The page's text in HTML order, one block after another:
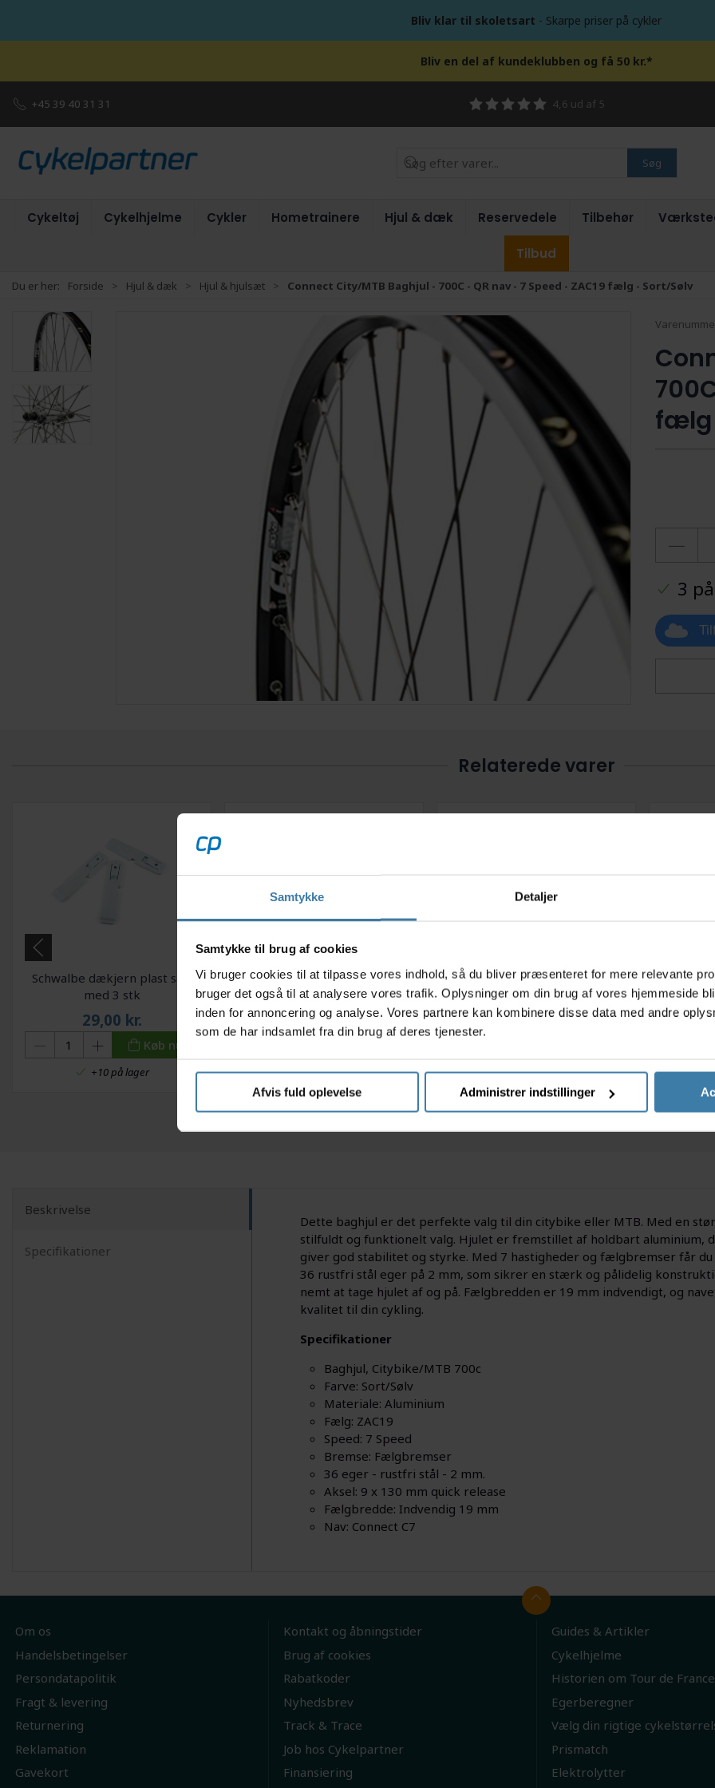
Samtykke Detaljer
Samtykke til brug af cookies
Vi bruger cookies til at tilpasse vores indhold, så du bliver præsenteret for mere relevante
bruger det også til at analysere vores trafik. Oplysninger om din brug af vores hjemmeside
inden for annoncering og analyse. Vores partnere kan kombinere disse data med andre
som de har indsamlet fra din brug af deres tjenester.
Afvis fuld oplevelse Administrer indstillinger
Bliv klar til skoletsart - Skarpe priser på cykler
Bliv en del af kundeklubben og få 50 kr.*
+45 39 40 31 31 4,6 ud af 5
Søg
Cykeltøj Cykelhjelme Cykler Hometrainere Hjul & dæk Reservedele Tilbehør
Tilbud
Du er her: Forside Hjul & dæk Hjul & hjulsæt Connect City/MTB Baghjul - 700C - QR nav - 7 Speed - ZAC19 fælg - Sort/Sølv
fælg
3
Relaterede varer
Schwalbe dækjern plast sæt
med 3 stk
29,00 kr.
Køb nu
+10 på lager
Schwalbe dækmontagevæske
Easy Fit - 50 ml
39,00kr.
Forventet leveringstid: 14 dage
Muc-Off Bike care essentials
kit - Plejesæt til cykler
269,00kr.
1 på lager
Beskrivelse
Specifikationer
Dette baghjul er det perfekte valg til din citybike eller MTB. Med en
stilfuldt og funktionelt valg. Hjulet er fremstillet af holdbart aluminium,
giver god stabilitet og styrke. Med 7 hastigheder og fælgbremser får
36 rustfri stål eger på 2 mm, som sikrer en stærk og pålidelig
nemt at tage hjulet af og på. Fælgbredden er 19 mm indvendigt, og
kvalitet til din cykling.
Specifikationer
Baghjul, Citybike/MTB 700c
Farve: Sort/Sølv
Materiale: Aluminium
Fælg: ZAC19
Speed: 7 Speed
Bremse: Fælgbremser
36 eger - rustfri stål - 2 mm.
Aksel: 9 x 130 mm quick release
Fælgbredde: Indvendig 19 mm
Nav: Connect C7
Om os
Handelsbetingelser
Persondatapolitik
Fragt & levering
Returnering
Reklamation
Gavekort
Kontakt og åbningstider
Brug af cookies
Rabatkoder
Nyhedsbrev
Track & Trace
Job hos Cykelpartner
Finansiering
Guides & Artikler
Cykelhjelme
Historien om Tour de France
Egerberegner
Vælg din rigtige
Prismatch
Elektrolytter